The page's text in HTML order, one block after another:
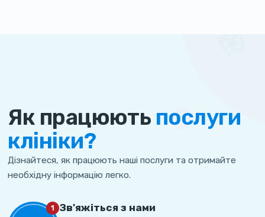
Як працюють послуги
клініки?
Дізнайтеся, як працюють наші послуги та отримайте
необхідну інформацію легко.
1 Зв'яжіться з нами